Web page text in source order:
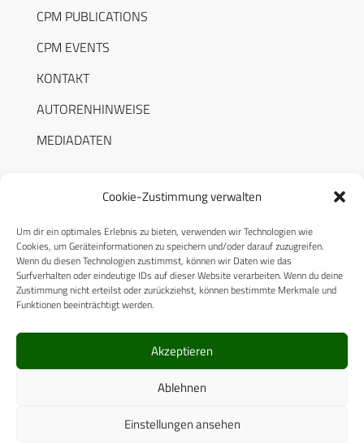
Cookie-Zustimmung verwalten
Um dir ein optimales Erlebnis zu bieten, verwenden wir Technologien wie
Cookies, um Geräteinformationen zu speichern und/oder darauf zuzugreifen.
Wenn du diesen Technologien zustimmst, können wir Daten wie das
Surfverhalten oder eindeutige IDs auf dieser Website verarbeiten. Wenn du deine
Zustimmung nicht erteilst oder zurückziehst, können bestimmte Merkmale und
Funktionen beeinträchtigt werden.
Akzeptieren
Ablehnen
Einstellungen ansehen
CPM PUBLICATIONS
CPM EVENTS
KONTAKT
AUTORENHINWEISE
MEDIADATEN
RECHTLICHES
Datenschutzerklärung
Cookie-Richtlinie (EU)